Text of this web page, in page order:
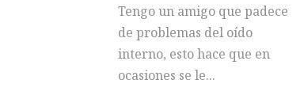
Tengo un amigo que padece
de problemas del oído
interno, esto hace que en
ocasiones se le...